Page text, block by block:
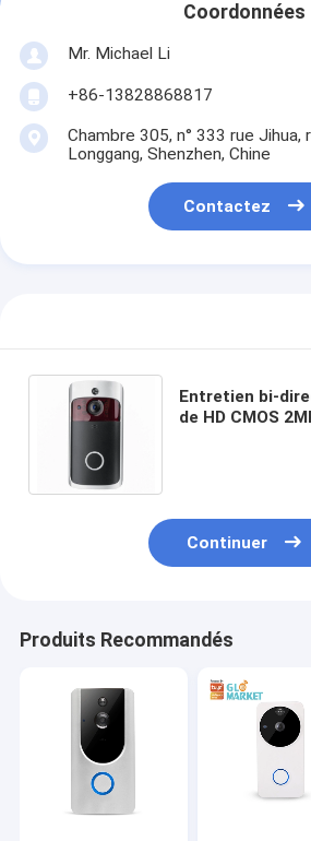
Coordonnées
Mr. Michael Li
+86-13828868817
Chambre 305, n° 333 rue Jihua,
Longgang, Shenzhen, Chine
Contactez
Entretien bi-
de HD CMOS
Continuer
Produits Recommandés